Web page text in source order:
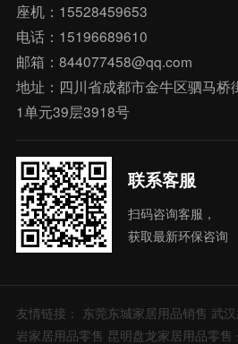
座机：15528459653
电话：15196689610
邮箱：844077458@qq.com
地址：四川省成都市金牛区驷马桥
1单元39层3918号
联系客服
扫码咨询客服，
获取最新环保咨询
友情链接： 东莞东城家居用品销售 武
岩家居用品零售 昆明盘龙家居用品零售